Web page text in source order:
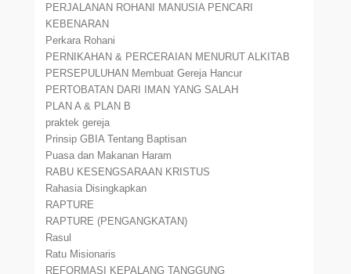
PERJALANAN ROHANI MANUSIA PENCARI
KEBENARAN
Perkara Rohani
PERNIKAHAN & PERCERAIAN MENURUT ALKITAB
PERSEPULUHAN Membuat Gereja Hancur
PERTOBATAN DARI IMAN YANG SALAH
PLAN A & PLAN B
praktek gereja
Prinsip GBIA Tentang Baptisan
Puasa dan Makanan Haram
RABU KESENGSARAAN KRISTUS
Rahasia Disingkapkan
RAPTURE
RAPTURE (PENGANGKATAN)
Rasul
Ratu Misionaris
REFORMASI KEPALANG TANGGUNG